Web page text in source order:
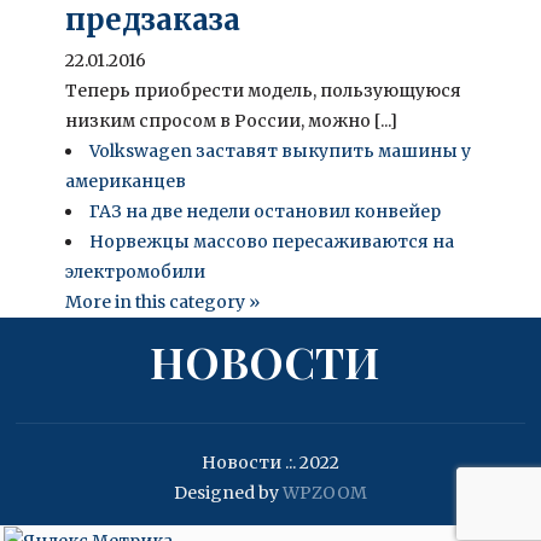
предзаказа
22.01.2016
Теперь приобрести модель, пользующуюся
низким спросом в России, можно [...]
Volkswagen заставят выкупить машины у
американцев
ГАЗ на две недели остановил конвейер
Норвежцы массово пересаживаются на
электромобили
More in this category »
НОВОСТИ
Новости .:. 2022
Designed byWPZOOM